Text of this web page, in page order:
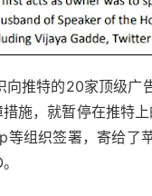
向推特的20家顶级广
施，就暂停在推特
组织签署，寄给了